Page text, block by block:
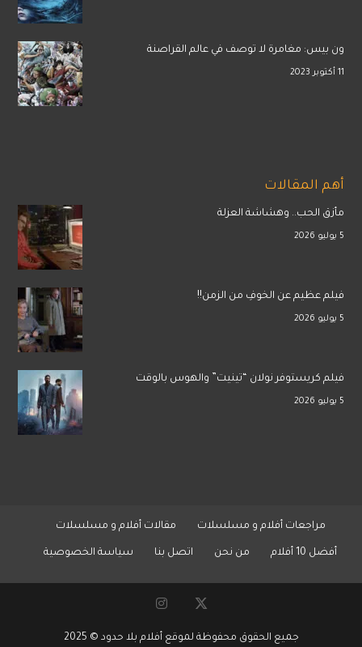
ون بيس: مغامرة لا توصف في عالم القراصنة
11 أكتوبر 2023
أهم المقالات
مأزق الحب.. وهشاشة العزلة
5 يوليو 2026
فيلم عظيم عن الخوفِ من الزمن!!
5 يوليو 2026
فيلم كريستوفر نولان “تينيت” والهوس بالوقت
5 يوليو 2026
مراجعات أفلام و مسلسلات مقالات أفلام و مسلسلات
أفضل 10 أفلام من نحن اتصل بنا سياسة الخصوصية
جميع الحقوق محفوظة لموقع أفلام بلا حدود © 2025